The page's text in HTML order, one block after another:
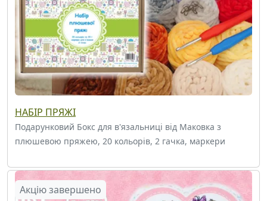
НАБІР ПРЯЖІ
Подарунковий Бокс для в'язальниці від Маковка з
плюшевою пряжею, 20 кольорів, 2 гачка, маркери
Акцію завершено